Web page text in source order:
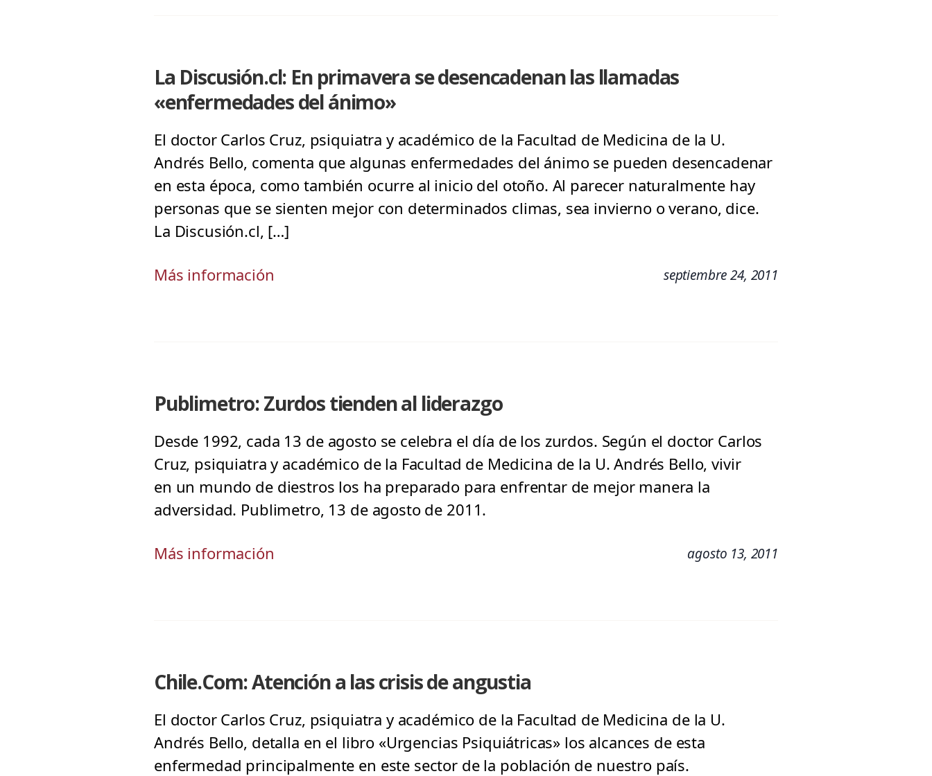
La Discusión.cl: En primavera se desencadenan las llamadas
«enfermedades del ánimo»
El doctor Carlos Cruz, psiquiatra y académico de la Facultad de Medicina de la U.
Andrés Bello, comenta que algunas enfermedades del ánimo se pueden desencadenar
en esta época, como también ocurre al inicio del otoño. Al parecer naturalmente hay
personas que se sienten mejor con determinados climas, sea invierno o verano, dice.
La Discusión.cl, […]
Más información septiembre 24, 2011
Publimetro: Zurdos tienden al liderazgo
Desde 1992, cada 13 de agosto se celebra el día de los zurdos. Según el doctor Carlos
Cruz, psiquiatra y académico de la Facultad de Medicina de la U. Andrés Bello, vivir
en un mundo de diestros los ha preparado para enfrentar de mejor manera la
adversidad. Publimetro, 13 de agosto de 2011.
Más información agosto 13, 2011
Chile.Com: Atención a las crisis de angustia
El doctor Carlos Cruz, psiquiatra y académico de la Facultad de Medicina de la U.
Andrés Bello, detalla en el libro «Urgencias Psiquiátricas» los alcances de esta
enfermedad principalmente en este sector de la población de nuestro país.